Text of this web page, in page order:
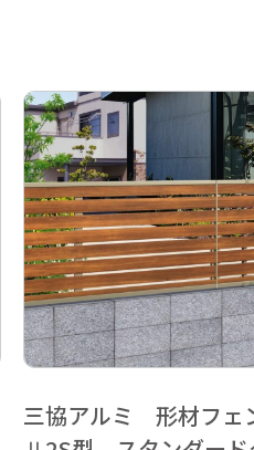
三協アルミ 形材フ